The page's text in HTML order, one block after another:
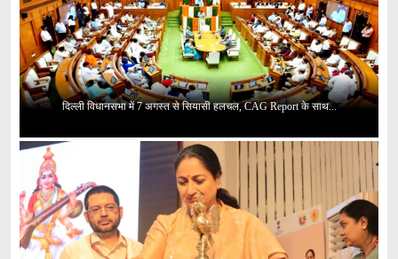
दिल्ली विधानसभा में 7 अगस्त से सियासी हलचल, CAG Report के साथ...